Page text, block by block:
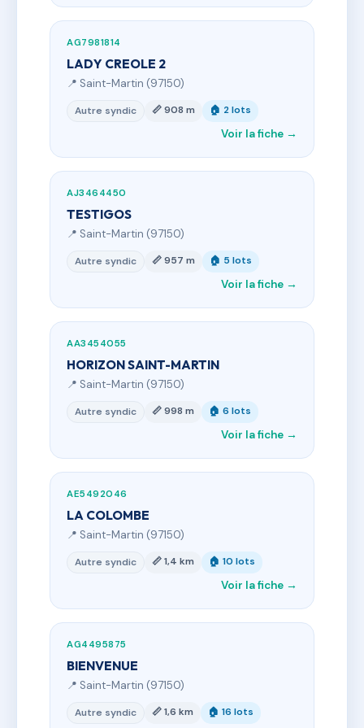
AG7981814
LADY CREOLE 2
📍 Saint-Martin (97150)
Autre syndic 📏 908 m 🏠 2 lots
Voir la fiche →
AJ3464450
TESTIGOS
📍 Saint-Martin (97150)
Autre syndic 📏 957 m 🏠 5 lots
Voir la fiche →
AA3454055
HORIZON SAINT-MARTIN
📍 Saint-Martin (97150)
Autre syndic 📏 998 m 🏠 6 lots
Voir la fiche →
AE5492046
LA COLOMBE
📍 Saint-Martin (97150)
Autre syndic 📏 1,4 km 🏠 10 lots
Voir la fiche →
AG4495875
BIENVENUE
📍 Saint-Martin (97150)
Autre syndic 📏 1,6 km 🏠 16 lots